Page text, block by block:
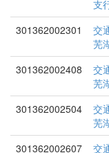
支
301362002301
交
芜
301362002408
交
芜
301362002504
交
芜
301362002607
交